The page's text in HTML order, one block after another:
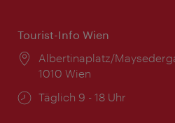
Tourist-Info Wien
Ort:
Albertinaplatz/
1010 Wien
Öffnungszeiten:
Täglich 9 - 18 Uhr